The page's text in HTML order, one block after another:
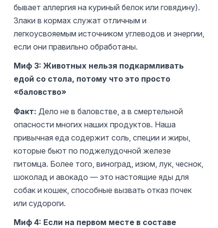
бывает аллергия на куриный белок или говядину).
Злаки в кормах служат отличным и
легкоусвояемым источником углеводов и энергии,
если они правильно обработаны.
Миф 3: Животных нельзя подкармливать
едой со стола, потому что это просто
«баловство»
Факт: Дело не в баловстве, а в смертельной
опасности многих наших продуктов. Наша
привычная еда содержит соль, специи и жиры,
которые бьют по поджелудочной железе
питомца. Более того, виноград, изюм, лук, чеснок,
шоколад и авокадо — это настоящие яды для
собак и кошек, способные вызвать отказ почек
или судороги.
Миф 4: Если на первом месте в составе